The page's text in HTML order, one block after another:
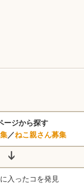
ージから探す
／ねこ親さん募集
入ったコを発見